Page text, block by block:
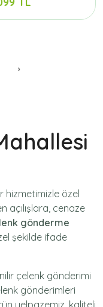
›
hizmetimizle özel
açılışlara, cenaze
gönderme
şekilde ifade
çelenk gönderimi
gönderimleri